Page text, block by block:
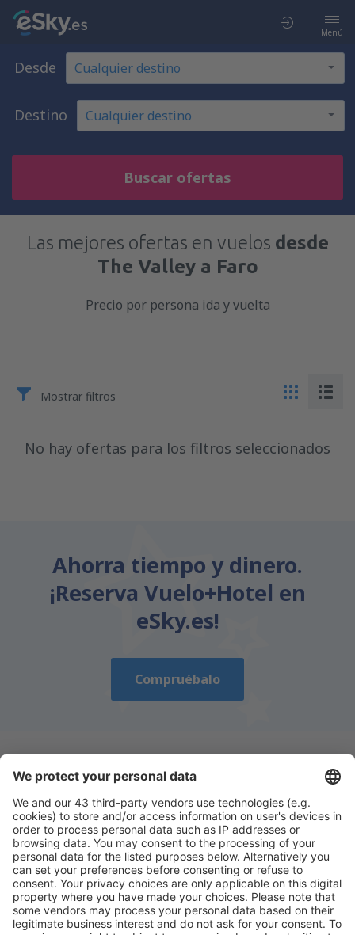
Menú
Desde
Destino
Buscar ofertas
Las mejores ofertas en vuelos desde
The Valley a Faro
Precio por persona ida y vuelta
Mostrar filtros
No hay ofertas para los filtros seleccionados
Ahorra tiempo y dinero.
¡Reserva Vuelo+Hotel en
eSky.es!
Compruébalo
Descarga nuestra appy planifica
cómodamente tus viajes